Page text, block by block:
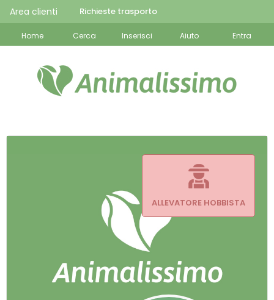
Area clienti Richieste trasporto
Home Cerca Inserisci Aiuto Entra
ALLEVATORE HOBBISTA